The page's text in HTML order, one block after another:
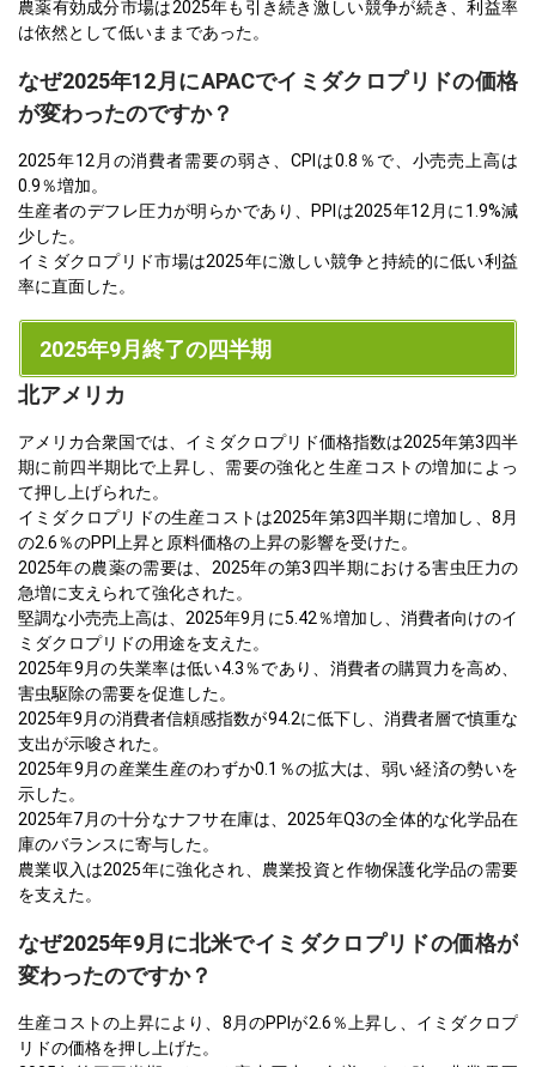
農薬有効成分市場は2025年も引き続き激しい競争が続き、利益率
は依然として低いままであった。
なぜ2025年12月にAPACでイミダクロプリドの価格
が変わったのですか？
2025年12月の消費者需要の弱さ、CPIは0.8％で、小売売上高は
0.9％増加。
生産者のデフレ圧力が明らかであり、PPIは2025年12月に1.9%減
少した。
イミダクロプリド市場は2025年に激しい競争と持続的に低い利益
率に直面した。
2025年9月終了の四半期
北アメリカ
アメリカ合衆国では、イミダクロプリド価格指数は2025年第3四半
期に前四半期比で上昇し、需要の強化と生産コストの増加によっ
て押し上げられた。
イミダクロプリドの生産コストは2025年第3四半期に増加し、8月
の2.6％のPPI上昇と原料価格の上昇の影響を受けた。
2025年の農薬の需要は、2025年の第3四半期における害虫圧力の
急増に支えられて強化された。
堅調な小売売上高は、2025年9月に5.42％増加し、消費者向けのイ
ミダクロプリドの用途を支えた。
2025年9月の失業率は低い4.3％であり、消費者の購買力を高め、
害虫駆除の需要を促進した。
2025年9月の消費者信頼感指数が94.2に低下し、消費者層で慎重な
支出が示唆された。
2025年9月の産業生産のわずか0.1％の拡大は、弱い経済の勢いを
示した。
2025年7月の十分なナフサ在庫は、2025年Q3の全体的な化学品在
庫のバランスに寄与した。
農業収入は2025年に強化され、農業投資と作物保護化学品の需要
を支えた。
なぜ2025年9月に北米でイミダクロプリドの価格が
変わったのですか？
生産コストの上昇により、8月のPPIが2.6％上昇し、イミダクロプ
リドの価格を押し上げた。